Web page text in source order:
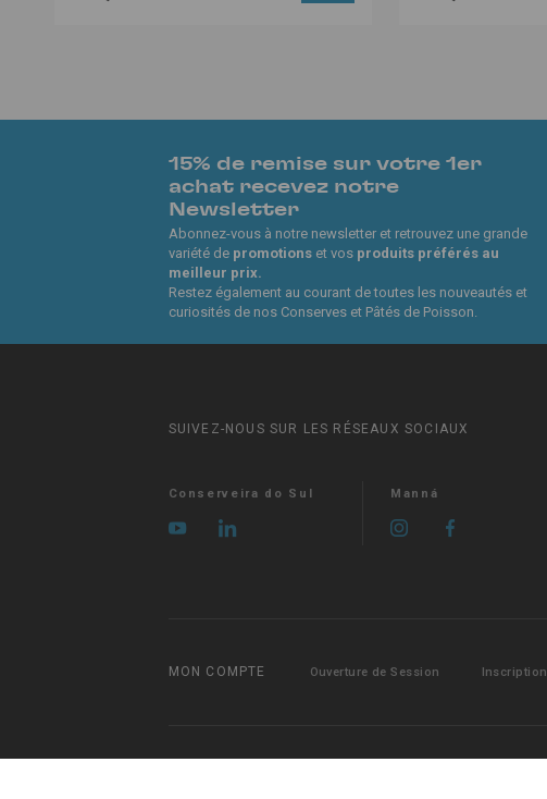
15% de remise sur votre 1er
achat recevez notre
Newsletter
Abonnez-vous à notre newsletter et retrouvez une grande
variété de promotionset vos produits préférés au
meilleur prix.
Restez également au courant de toutes les nouveautés et
curiosités de nos Conserves et Pâtés de Poisson.
SUIVEZ-NOUS SUR LES RÉSEAUX SOCIAUX
Conserveira do Sul Manná
MON COMPTE Ouverture de Session Inscription